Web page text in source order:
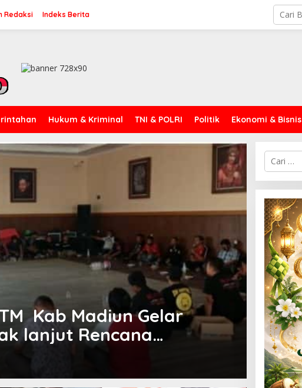
Redaksi Indeks Berita
Hukum & Kriminal TNI & POLRI Politik Ekonomi & Bisnis
Kab Madiun Gelar
lanjut Rencana
sekertariat
C
i
u
n
t
u
k
: